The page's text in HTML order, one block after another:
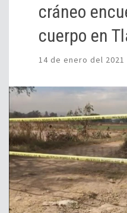
cráneo
cuerpo en
14 de enero del 2021